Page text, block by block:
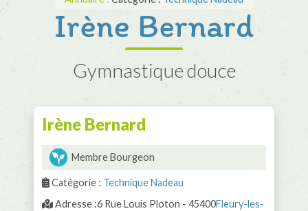
Irène Bernard
Gymnastique douce
Irène Bernard
Membre Bourgeon
Catégorie : Technique Nadeau
Adresse :6 Rue Louis Ploton - 45400Fleury-les-